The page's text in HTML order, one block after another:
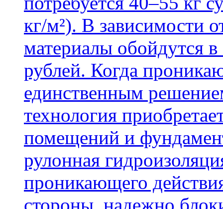
кг/м²). В зависимости
материалы обойдутся
рублей. Когда
единственным
технология
помещений и
рулонная
проникающего
стороны, надежно